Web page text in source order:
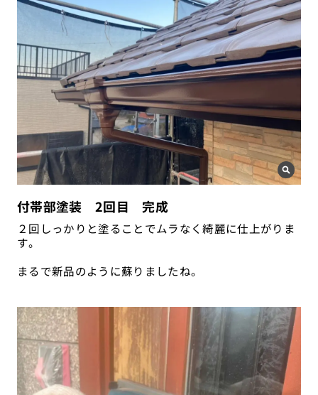
付帯部塗装 2回目 完成
２回しっかりと塗ることでムラなく綺麗に仕上がりま
す。
まるで新品のように蘇りましたね。